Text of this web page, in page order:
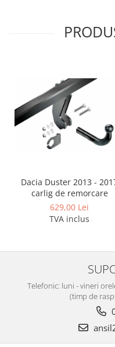
Dacia Duster 2013 -
carlig de remorcare
629,00 Lei
TVA inclus
Telefonic: luni - vineri
(timp de